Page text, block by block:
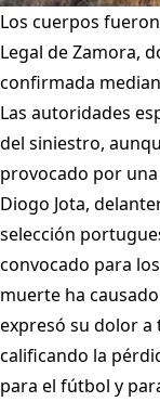
Los cuerpos
Legal de Zamora,
confirmada
Las autoridades
del siniestro,
provocado por
Diogo Jota,
selección
convocado para
muerte ha
expresó su dolor a
calificando la
para el fútbol y